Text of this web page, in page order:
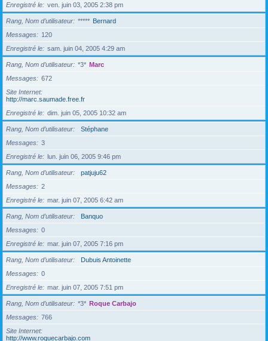
Enregistré le
ven. juin 03, 2005 2:38 pm
Rang, Nom d’utilisateur ***** Bernard
Messages
120
Enregistré le
sam. juin 04, 2005 4:29 am
Rang, Nom d’utilisateur *3* Marc
Messages
672
Site Internet
http://marc.saumade.free.fr
Enregistré le
dim. juin 05, 2005 10:32 am
Rang, Nom d’utilisateur
Stéphane
Messages
3
Enregistré le
lun. juin 06, 2005 9:46 pm
Rang, Nom d’utilisateur
patjuju62
Messages
2
Enregistré le
mar. juin 07, 2005 6:42 am
Rang, Nom d’utilisateur
Banquo
Messages
0
Enregistré le
mar. juin 07, 2005 7:16 pm
Rang, Nom d’utilisateur
Dubuis Antoinette
Messages
0
Enregistré le
mar. juin 07, 2005 7:51 pm
Rang, Nom d’utilisateur *3* Roque Carbajo
Messages
766
Site Internet
http://www.roquecarbajo.com